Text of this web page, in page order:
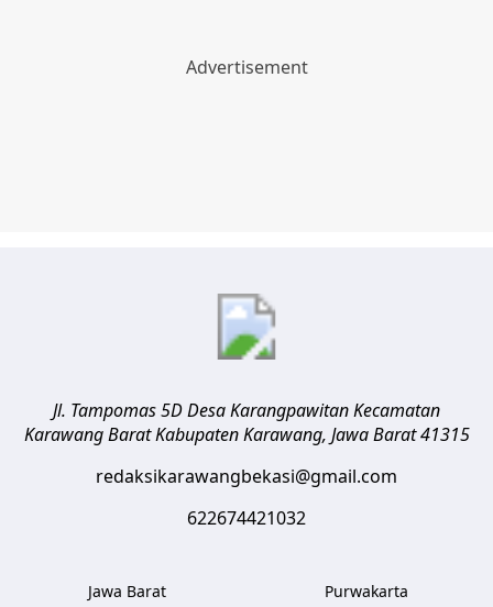
Jl. Tampomas 5D Desa Karangpawitan Kecamatan
Karawang Barat Kabupaten Karawang, Jawa Barat 41315
redaksikarawangbekasi@gmail.com
622674421032
Jawa Barat Purwakarta